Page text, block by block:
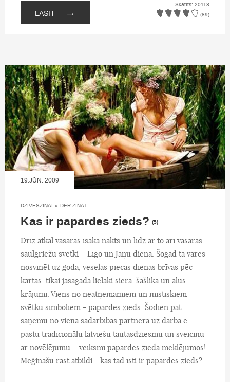
LASĪT →
Skatīts: 20118
(89)
19.JŪN, 2009
DZĪVESZIŅAI » DER ZINĀT
Kas ir papardes zieds? (5)
Drīz atkal vasaras īsākā nakts un līdz ar to arī vasaras
saulgriežu svētki – Līgo un Jāņu diena. Šogad tā varēs
nosvinēt uz goda, veselas piecas dienas brīvas pēc
kārtas, tikai jāsagādā lielāki siera, šašlika un alus
krājumi. Viens no neatņemamiem un mistiskiem
svētku simboliem - papardes zieds. Šodien pat
saņēmu no viena sadarbības partnera uz darba e-
pastu tradicionālu latviešu tautasdziesmu un sveicinu
ar novēlējumu – veiksmi papardes zieda meklējumos!
Mēģināšu rast atbildi - kas tad īsti ir papardes zieds?